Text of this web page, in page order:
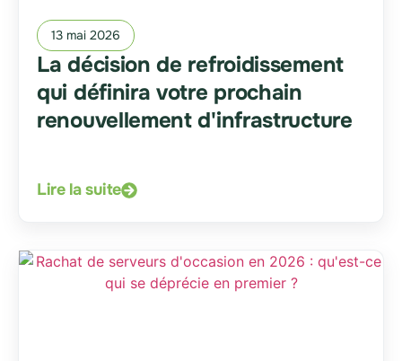
13 mai 2026
La décision de refroidissement
qui définira votre prochain
renouvellement d'infrastructure
Lire la suite